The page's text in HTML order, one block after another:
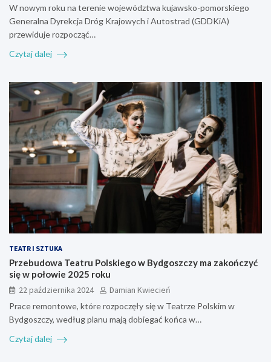
W nowym roku na terenie województwa kujawsko-pomorskiego
Generalna Dyrekcja Dróg Krajowych i Autostrad (GDDKiA)
przewiduje rozpocząć…
Czytaj dalej
TEATR I SZTUKA
Przebudowa Teatru Polskiego w Bydgoszczy ma zakończyć
się w połowie 2025 roku
22 października 2024
Damian Kwiecień
Prace remontowe, które rozpoczęły się w Teatrze Polskim w
Bydgoszczy, według planu mają dobiegać końca w…
Czytaj dalej